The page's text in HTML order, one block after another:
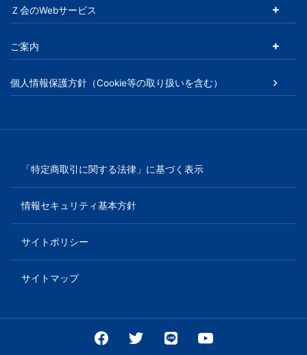
Ｚ会のWebサービス
ご案内
個人情報保護方針（Cookie等の取り扱いを含む）
「特定商取引に関する法律」に基づく表示
情報セキュリティ基本方針
サイトポリシー
サイトマップ